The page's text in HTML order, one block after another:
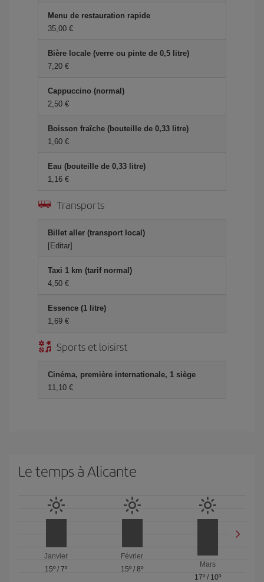
Menu de restauration rapide
35,00 €
Bière locale (verre ou pinte de 0,5 litre)
7,20 €
Cappuccino (normal)
2,50 €
Boisson fraîche (bouteille de 0,33 litre)
1,60 €
Eau (bouteille de 0,33 litre)
1,16 €
Transports
Billet aller (transport local)
[Editar]
Taxi 1 km (tarif normal)
4,50 €
Essence (1 litre)
1,69 €
Sports et loisirst
Cinéma, première internationale, 1 siège
11,10 €
Le temps à Alicante
Janvier
15º /7º
Février
15º / 8º
Mars
17º / 10º